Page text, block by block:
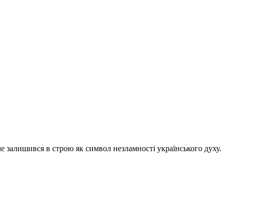
в строю як символ незламності українського духу.